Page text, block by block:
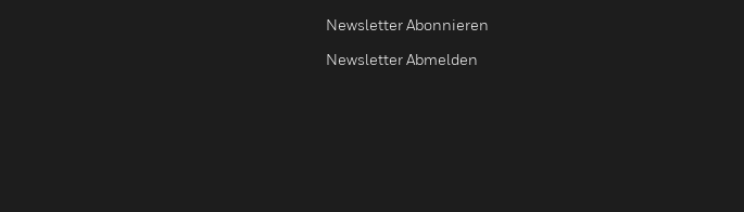
Newsletter Abonnieren
Newsletter Abmelden